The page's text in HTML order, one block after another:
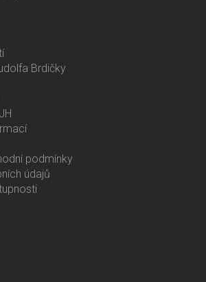
Brdičky
podmínky
údajů